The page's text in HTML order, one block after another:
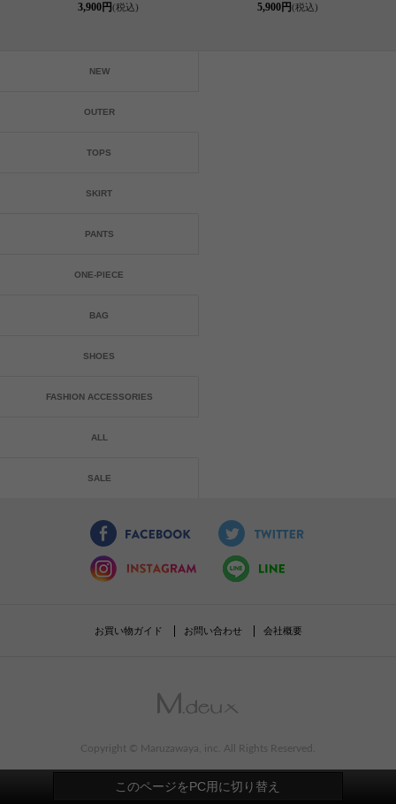
3,900円(税込)
5,900円(税込)
NEW
OUTER
TOPS
SKIRT
PANTS
ONE-PIECE
BAG
SHOES
FASHION ACCESSORIES
ALL
SALE
お買い物ガイド お問い合わせ 会社概要
Copyright © Maruzawaya, inc. All Rights Reserved.
このページをPC用に切り替え